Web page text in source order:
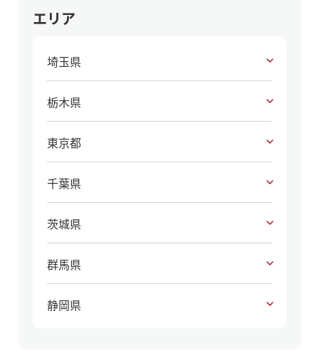
エリア
埼玉県
栃木県
東京都
千葉県
茨城県
群馬県
静岡県